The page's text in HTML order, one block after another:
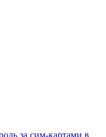
за сим-картами в